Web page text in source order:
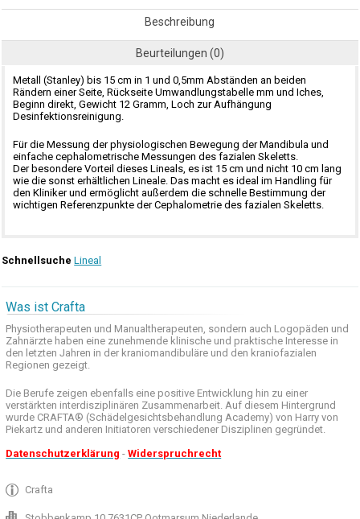
Beschreibung
Beurteilungen (0)
Metall (Stanley) bis 15 cm in 1 und 0,5mm Abständen an beiden
Rändern einer Seite, Rückseite Umwandlungstabelle mm und Iches,
Beginn direkt, Gewicht 12 Gramm, Loch zur Aufhängung
Desinfektionsreinigung.
Für die Messung der physiologischen Bewegung der Mandibula und
einfache cephalometrische Messungen des fazialen Skeletts.
Der besondere Vorteil dieses Lineals, es ist 15 cm und nicht 10 cm lang
wie die sonst erhältlichen Lineale. Das macht es ideal im Handling für
den Kliniker und ermöglicht außerdem die schnelle Bestimmung der
wichtigen Referenzpunkte der Cephalometrie des fazialen Skeletts.
Schnellsuche Lineal
Was ist Crafta
Physiotherapeuten und Manualtherapeuten, sondern auch Logopäden und
Zahnärzte haben eine zunehmende klinische und praktische Interesse in
den letzten Jahren in der kraniomandibuläre und den kraniofazialen
Regionen gezeigt.
Die Berufe zeigen ebenfalls eine positive Entwicklung hin zu einer
verstärkten interdisziplinären Zusammenarbeit. Auf diesem Hintergrund
wurde CRAFTA® (Schädelgesichtsbehandlung Academy) von Harry von
Piekartz und anderen Initiatoren verschiedener Disziplinen gegründet.
Datenschutzerklärung -Widerspruchrecht
Crafta